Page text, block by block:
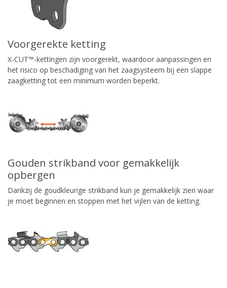
Voorgerekte ketting
X-CUT™-kettingen zijn voorgerekt, waardoor aanpassingen en
het risico op beschadiging van het zaagsysteem bij een slappe
zaagketting tot een minimum worden beperkt.
Gouden strikband voor gemakkelijk
opbergen
Dankzij de goudkleurige strikband kun je gemakkelijk zien waar
je moet beginnen en stoppen met het vijlen van de ketting.